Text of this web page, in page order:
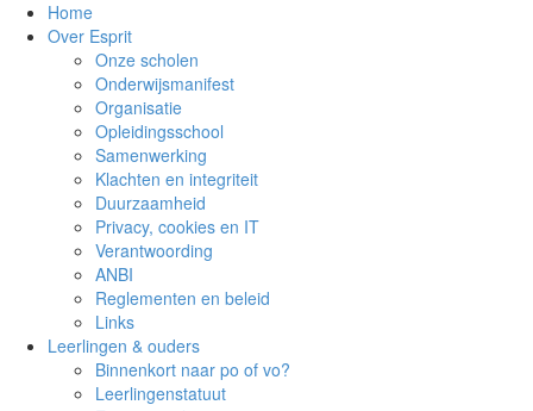
Home
Over Esprit
Onze scholen
Onderwijsmanifest
Organisatie
Opleidingsschool
Samenwerking
Klachten en integriteit
Duurzaamheid
Privacy, cookies en IT
Verantwoording
ANBI
Reglementen en beleid
Links
Leerlingen & ouders
Binnenkort naar po of vo?
Leerlingenstatuut